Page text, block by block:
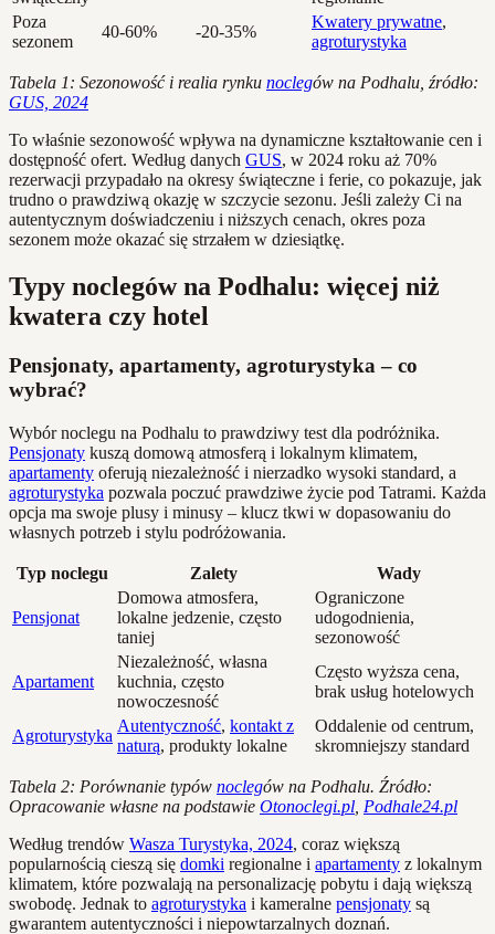
Poza
sezonem
40-60% -20-35%
Kwatery prywatne,
agroturystyka
Tabela 1: Sezonowość i realia rynku noclegów na Podhalu, źródło:
GUS, 2024
To właśnie sezonowość wpływa na dynamiczne kształtowanie cen i
dostępność ofert. Według danych GUS, w 2024 roku aż 70%
rezerwacji przypadało na okresy świąteczne i ferie, co pokazuje, jak
trudno o prawdziwą okazję w szczycie sezonu. Jeśli zależy Ci na
autentycznym doświadczeniu i niższych cenach, okres poza
sezonem może okazać się strzałem w dziesiątkę.
Typy noclegów na Podhalu: więcej niż
kwatera czy hotel
Pensjonaty, apartamenty, agroturystyka – co
wybrać?
Wybór noclegu na Podhalu to prawdziwy test dla podróżnika.
Pensjonaty kuszą domową atmosferą i lokalnym klimatem,
apartamenty oferują niezależność i nierzadko wysoki standard, a
agroturystyka pozwala poczuć prawdziwe życie pod Tatrami. Każda
opcja ma swoje plusy i minusy – klucz tkwi w dopasowaniu do
własnych potrzeb i stylu podróżowania.
Typ noclegu Zalety Wady
Pensjonat
Domowa atmosfera,
lokalne jedzenie, często
taniej
Ograniczone
udogodnienia,
sezonowość
Apartament
Niezależność, własna
kuchnia, często
nowoczesność
Często wyższa cena,
brak usług hotelowych
Agroturystyka
Autentyczność, kontakt z
naturą, produkty lokalne
Oddalenie od centrum,
skromniejszy standard
Tabela 2: Porównanie typów noclegów na Podhalu. Źródło:
Opracowanie własne na podstawie Otonoclegi.pl Podhale24.pl
Według trendów Wasza Turystyka, 2024, coraz większą
popularnością cieszą się domki regionalne i apartamenty z lokalnym
klimatem, które pozwalają na personalizację pobytu i dają większą
swobodę. Jednak to agroturystyka i kameralne pensjonaty są
gwarantem autentyczności i niepowtarzalnych doznań.